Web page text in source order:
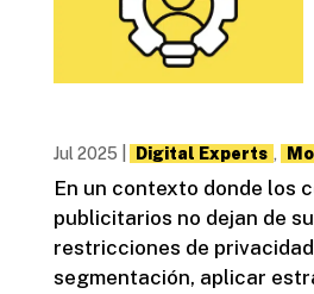
Jul 2025
Digital Experts ,
En un contexto donde los
publicitarios no dejan de
restricciones de
segmentación, aplicar